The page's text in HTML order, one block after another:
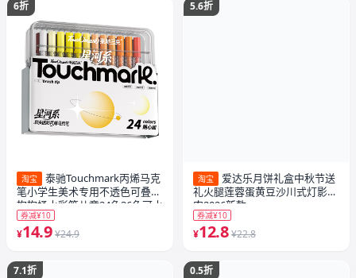
6折
淘宝
泰驰Touchmark丙烯马克
笔小学生美术专用不透色可叠色
抱抱桶水彩笔儿童24色36色可水
洗幼儿园彩色笔芯画画笔
券减¥10
¥14.9 ¥24.9
7.1折
5.6折
淘宝
爱达乐月饼礼盒中秋节送
礼火腿莲蓉蛋黄豆沙川式灯影牛
肉2026新款
券减¥10
¥12.8 ¥22.8
0.5折